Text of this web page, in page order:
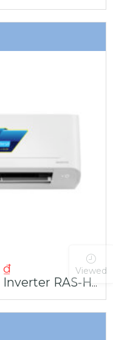
₫
Máy Lạnh Toshiba 1.5 HP Inverter RAS-H13C4KCVG-V | Máy Lạnh Giá Sỉ
Viewed